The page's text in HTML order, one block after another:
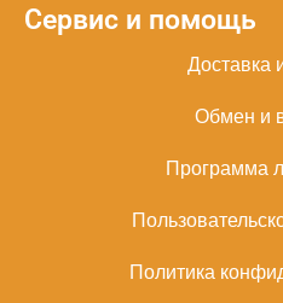
Сервис и помощь
Доставка
Обмен и
Программа
Политика